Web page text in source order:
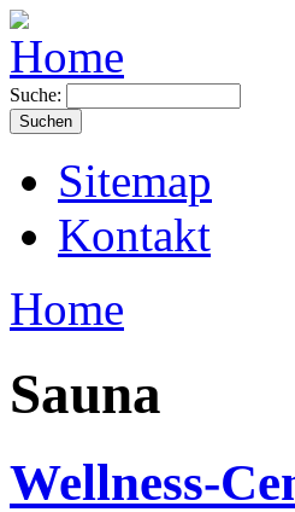
Suche:
Sitemap
Kontakt
Home
Sauna
Wellness-